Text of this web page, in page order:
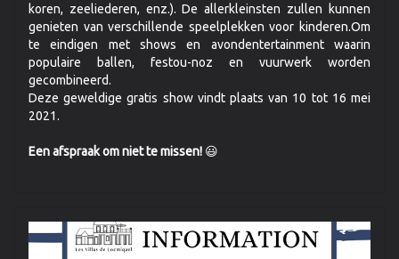
koren, zeeliederen, enz.). De allerkleinsten zullen kunnen
genieten van verschillende speelplekken voor kinderen.Om
te eindigen met shows en avondentertainment waarin
populaire ballen, festou-noz en vuurwerk worden
gecombineerd.
Deze geweldige gratis show vindt plaats van 10 tot 16 mei
2021.
Een afspraak om niet te missen! 😃